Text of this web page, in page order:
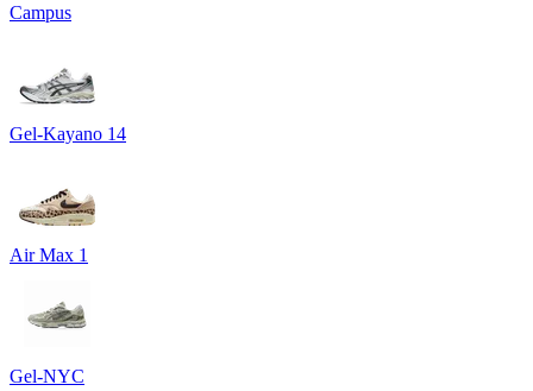
Campus
Gel-Kayano 14
Air Max 1
Gel-NYC